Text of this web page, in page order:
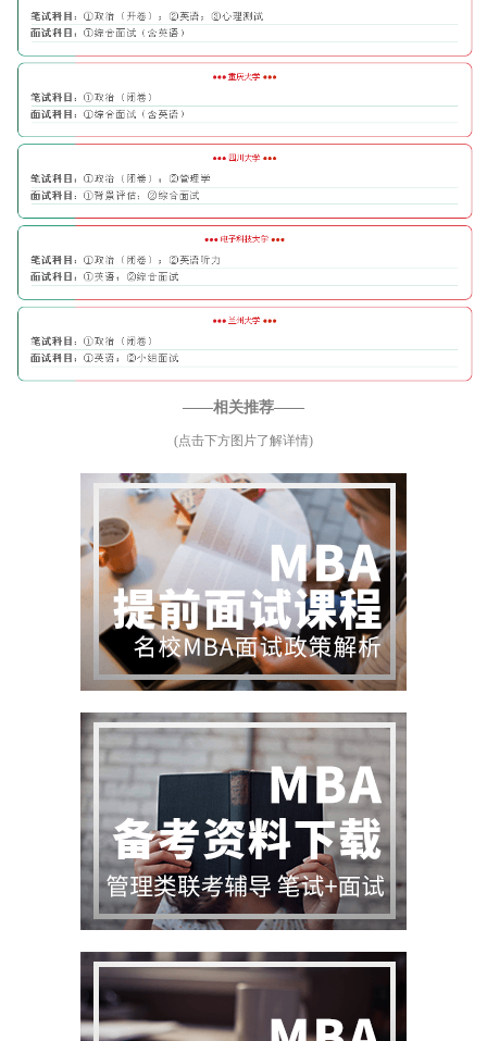
——相关推荐——
(点击下方图片了解详情)